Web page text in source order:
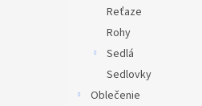
Reťaze
Rohy
Sedlá
Sedlovky
Oblečenie